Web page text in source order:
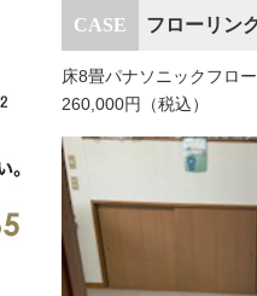
フローリン
床8畳パナソニックフロ
260,000円（税込）